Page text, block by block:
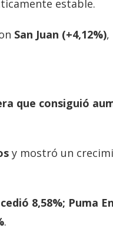
estable.
San Juan (+4,12%),
que consiguió
y mostró un
8,58%; Puma
.